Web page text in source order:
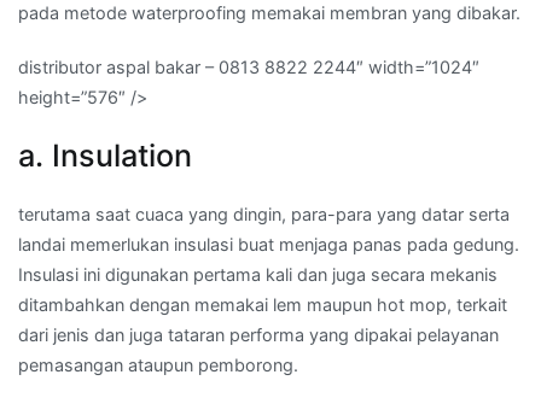
pada metode waterproofing memakai membran yang dibakar.
distributor aspal bakar – 0813 8822 2244″ width=”1024″
height=”576″ />
a. Insulation
terutama saat cuaca yang dingin, para-para yang datar serta
landai memerlukan insulasi buat menjaga panas pada gedung.
Insulasi ini digunakan pertama kali dan juga secara mekanis
ditambahkan dengan memakai lem maupun hot mop, terkait
dari jenis dan juga tataran performa yang dipakai pelayanan
pemasangan ataupun pemborong.